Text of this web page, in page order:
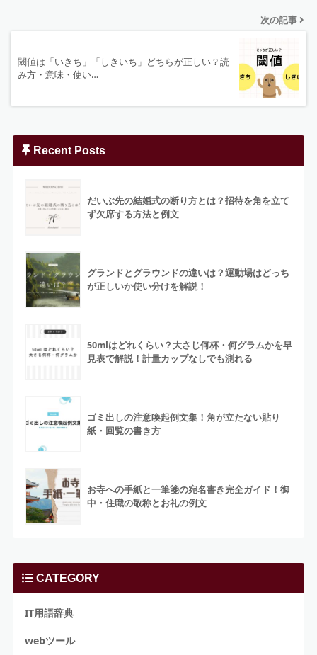
次の記事
閾値は「いきち」「しきいち」どちらが正しい？読
み方・意味・使い…
Recent Posts
だいぶ先の結婚式の断り方とは？招待を角を立て
ず欠席する方法と例文
グランドとグラウンドの違いは？運動場はどっち
が正しいか使い分けを解説！
50mlはどれくらい？大さじ何杯・何グラムかを早
見表で解説！計量カップなしでも測れる
ゴミ出しの注意喚起例文集！角が立たない貼り
紙・回覧の書き方
お寺への手紙と一筆箋の宛名書き完全ガイド！御
中・住職の敬称とお礼の例文
CATEGORY
IT用語辞典
webツール